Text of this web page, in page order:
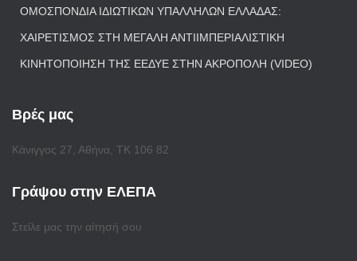
ΟΜΟΣΠΟΝΔΊΑ ΙΔΙΩΤΙΚΏΝ ΥΠΑΛΛΉΛΩΝ ΕΛΛΆΔΑΣ:
ΧΑΙΡΕΤΙΣΜΌΣ ΣΤΗ ΜΕΓΆΛΗ ΑΝΤΙΙΜΠΕΡΙΑΛΙΣΤΙΚΉ
ΚΙΝΗΤΟΠΟΊΗΣΗ ΤΗΣ ΕΕΔΥΕ ΣΤΗΝ ΑΚΡΌΠΟΛΗ (VIDEO)
Βρές μας
Κάνιγγος 27, Αθήνα, ΤΚ 106 82
Γράψου στην ΕΛΕΠΑ
Στείλε μας την αίτησή σου